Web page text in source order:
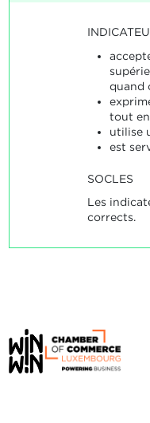
quand
tout
utilise
est
SOCLES
Les
corrects.